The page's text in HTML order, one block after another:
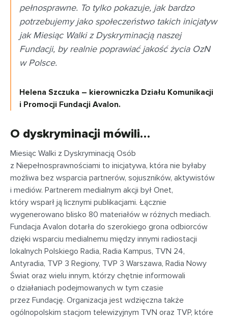
pełnosprawne. To tylko pokazuje, jak bardzo
potrzebujemy jako społeczeństwo takich inicjatyw
jak Miesiąc Walki z Dyskryminacją naszej
Fundacji, by realnie poprawiać jakość życia OzN
w Polsce.
Helena Szczuka – kierowniczka Działu Komunikacji
i Promocji Fundacji Avalon.
O dyskryminacji mówili…
Miesiąc Walki z Dyskryminacją Osób
z Niepełnosprawnościami to inicjatywa, która nie byłaby
możliwa bez wsparcia partnerów, sojuszników, aktywistów
i mediów. Partnerem medialnym akcji był Onet,
który wsparł ją licznymi publikacjami. Łącznie
wygenerowano blisko 80 materiałów w różnych mediach.
Fundacja Avalon dotarła do szerokiego grona odbiorców
dzięki wsparciu medialnemu między innymi radiostacji
lokalnych Polskiego Radia, Radia Kampus, TVN 24,
Antyradia, TVP 3 Regiony, TVP 3 Warszawa, Radia Nowy
Świat oraz wielu innym, którzy chętnie informowali
o działaniach podejmowanych w tym czasie
przez Fundację. Organizacja jest wdzięczna także
ogólnopolskim stacjom telewizyjnym TVN oraz TVP, które